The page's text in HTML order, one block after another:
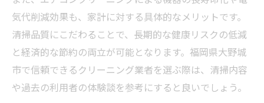
気代削減効果も、家計に対する具体的なメリットです。
清掃品質にこだわることで、長期的な健康リスクの低減
と経済的な節約の両立が可能となります。福岡県大野城
市で信頼できるクリーニング業者を選ぶ際は、清掃内容
や過去の利用者の体験談を参考にすると良いでしょう。